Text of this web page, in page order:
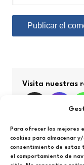
Para ofrecer las mejores
cookies para almacenar
consentimiento de estas
el comportamiento de
Visita nuestras
Búsqueda por